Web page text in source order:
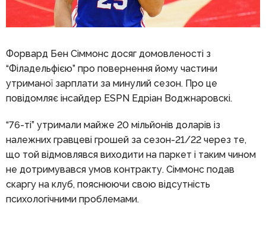
Форвард Бен Сіммонс досяг домовленості з
“Філадельфією” про повернення йому частини
утриманої зарплати за минулий сезон. Про це
повідомляє інсайдер ESPN Едріан Воджнаровскі.
“76-ті” утримали майже 20 мільйонів доларів із
належних гравцеві грошей за сезон-21/22 через те,
що той відмовлявся виходити на паркет і таким чином
не дотримувався умов контракту. Сіммонс подав
скаргу на клуб, пояснюючи свою відсутність
психологічними проблемами.